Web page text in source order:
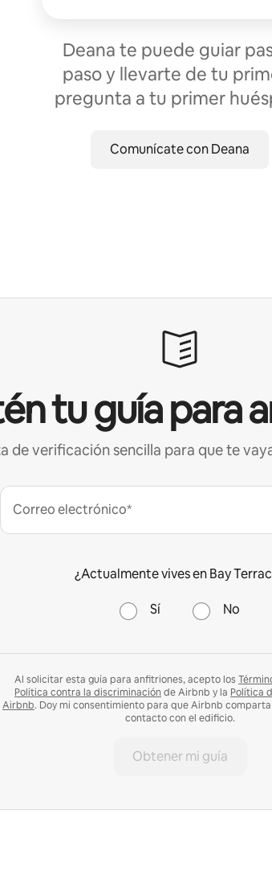
Deana te puede guiar
paso y llevarte de tu
pregunta a tu primer
Comunícate con Deana
tu guía para
de verificación sencilla para que te
Correo electrónico*
¿Actualmente vives en Bay
Sí No
Al solicitar esta guía para anfitriones, acepto los
Política contra la discriminación de Airbnb y la Política
Airbnb. Doy mi consentimiento para que Airbnb
contacto con el edificio.
Obtener mi guía